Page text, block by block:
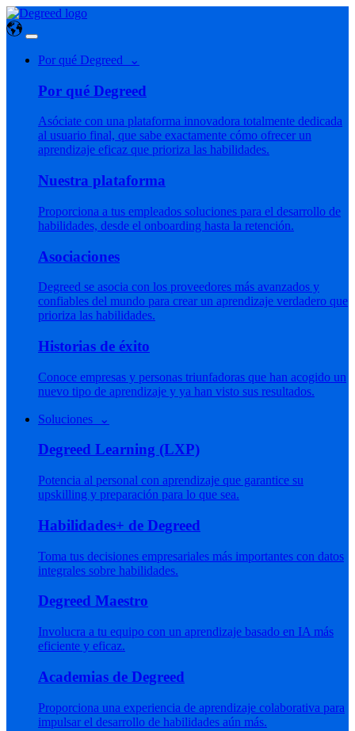
Por qué Degreed ⌄
Por qué Degreed
Asóciate con una plataforma innovadora totalmente dedicada
al usuario final, que sabe exactamente cómo ofrecer un
aprendizaje eficaz que prioriza las habilidades.
Nuestra plataforma
Proporciona a tus empleados soluciones para el desarrollo de
habilidades, desde el onboarding hasta la retención.
Asociaciones
Degreed se asocia con los proveedores más avanzados y
confiables del mundo para crear un aprendizaje verdadero que
prioriza las habilidades.
Historias de éxito
Conoce empresas y personas triunfadoras que han acogido un
nuevo tipo de aprendizaje y ya han visto sus resultados.
Soluciones ⌄
Degreed Learning (LXP)
Potencia al personal con aprendizaje que garantice su
upskilling y preparación para lo que sea.
Habilidades+ de Degreed
Toma tus decisiones empresariales más importantes con datos
integrales sobre habilidades.
Degreed Maestro
Involucra a tu equipo con un aprendizaje basado en IA más
eficiente y eficaz.
Academias de Degreed
Proporciona una experiencia de aprendizaje colaborativa para
impulsar el desarrollo de habilidades aún más.